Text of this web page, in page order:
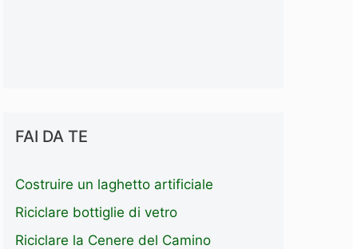
FAI DA TE
Costruire un laghetto artificiale
Riciclare bottiglie di vetro
Riciclare la Cenere del Camino